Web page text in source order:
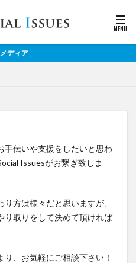
手伝いや支援をしたいと思わ
Issuesがお繋ぎ致しま
方は様々だと思いますが、
り取りをして決めて頂ければ
、お気軽にご相談下さい！